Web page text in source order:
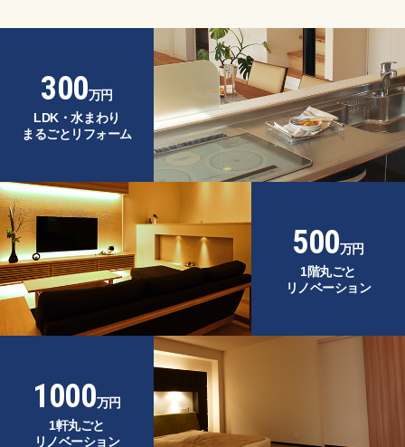
300万円
LDK・水まわり
まるごとリフォーム
500万円
1階丸ごと
リノベーション
1000万円
1軒丸ごと
リノベーション